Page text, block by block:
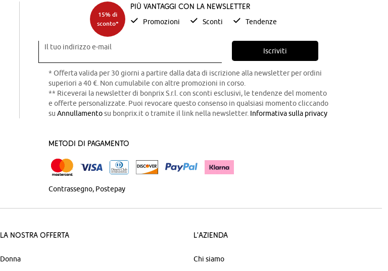
15% di
sconto*
Più vantaggi con la newsletter
Promozioni Sconti Tendenze
Il tuo indirizzo e-mail Iscriviti
* Offerta valida per 30 giorni a partire dalla data di iscrizione alla newsletter per ordini
superiori a 40 €. Non cumulabile con altre promozioni in corso.
** Riceverai la newsletter di bonprix S.r.l. con sconti esclusivi, le tendenze del momento
e offerte personalizzate. Puoi revocare questo consenso in qualsiasi momento cliccando
su Annullamentosu bonprix.it o tramite il link nella newsletter. Informativa sulla privacy
Metodi di pagamento
Contrassegno Postepay
La nostra offerta
Donna
L'azienda
Chi siamo